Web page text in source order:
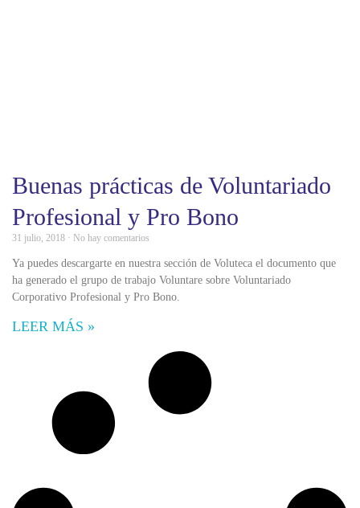
Buenas prácticas de Voluntariado
Profesional y Pro Bono
31 julio, 2018 No hay comentarios
Ya puedes descargarte en nuestra sección de Voluteca el documento que
ha generado el grupo de trabajo Voluntare sobre Voluntariado
Corporativo Profesional y Pro Bono.
LEER MÁS »